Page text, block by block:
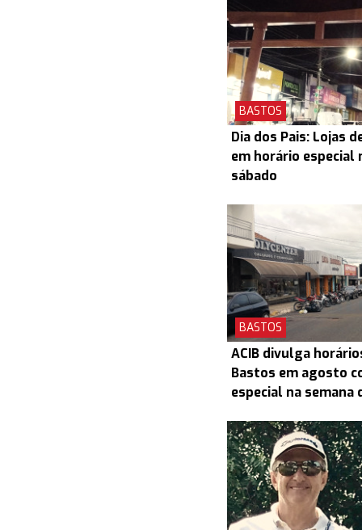
BASTOS
Dia dos Pais: Lojas
em horário
sábado
BASTOS
ACIB divulga
Bastos em agosto
especial na semana